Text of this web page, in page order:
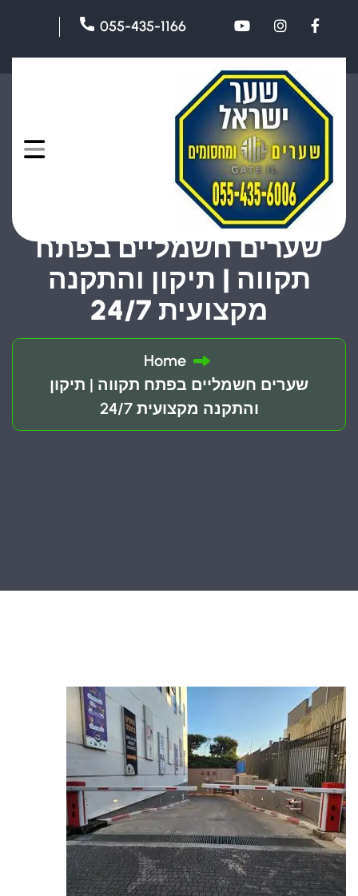
055-435-1166
שערים חשמליים בפתח
תקווה | תיקון והתקנה
מקצועית 24/7
Home
שערים חשמליים בפתח תקווה | תיקון
והתקנה מקצועית 24/7